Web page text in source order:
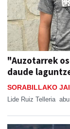
"Auzotarrek
daude
SORABILLAKO
Lide Ruiz Telleria